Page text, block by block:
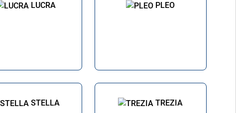
LUCRA PLEO
STELLA TREZIA